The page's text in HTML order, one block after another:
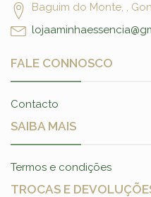
Baguim do Monte, ,
FALE CONNOSCO
Contacto
SAIBA MAIS
Termos e condições
TROCAS E